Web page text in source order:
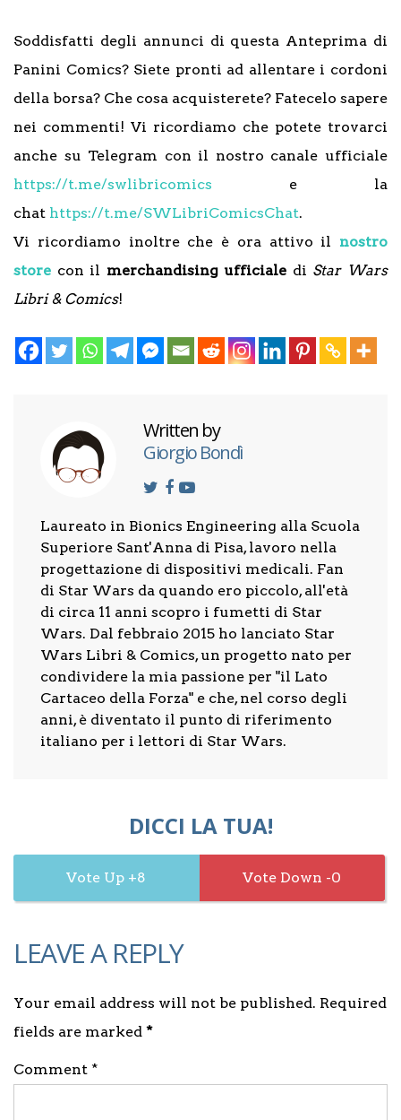
Soddisfatti degli annunci di questa Anteprima di
Panini Comics? Siete pronti ad allentare i cordoni
della borsa? Che cosa acquisterete? Fatecelo sapere
nei commenti! Vi ricordiamo che potete trovarci
anche su Telegram con il nostro canale ufficiale
https://t.me/swlibricomics e la
chat https://t.me/SWLibriComicsChat.
Vi ricordiamo inoltre che è ora attivo il nostro
store con il merchandising ufficiale di Star Wars
Libri & Comics!
Written by
Giorgio Bondì
Laureato in Bionics Engineering alla Scuola
Superiore Sant'Anna di Pisa, lavoro nella
progettazione di dispositivi medicali. Fan
di Star Wars da quando ero piccolo, all'età
di circa 11 anni scopro i fumetti di Star
Wars. Dal febbraio 2015 ho lanciato Star
Wars Libri & Comics, un progetto nato per
condividere la mia passione per "il Lato
Cartaceo della Forza" e che, nel corso degli
anni, è diventato il punto di riferimento
italiano per i lettori di Star Wars.
DICCI LA TUA!
8 0
LEAVE A REPLY
Your email address will not be published. Required
fields are marked *
Comment *